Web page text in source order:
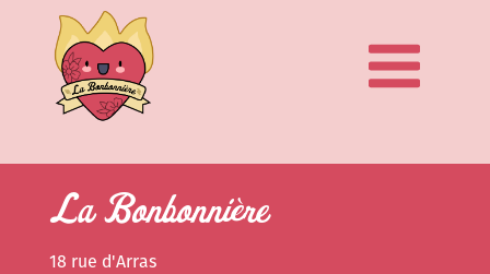
La Bonbonnière
18 rue d'Arras